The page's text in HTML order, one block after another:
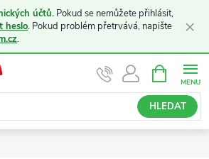
účtů. Pokud se nemůžete přihlásit,
heslo. Pokud problém přetrvává, napište
.
×
HLEDAT
NÁKUPNÍ
KOŠÍK